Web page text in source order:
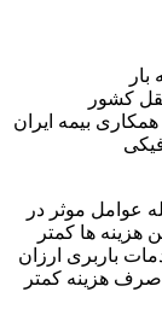
کشور
بیمه ایران
عوامل موثر در
ها کمتر
باربری ارزان
صرف هزینه کمتر